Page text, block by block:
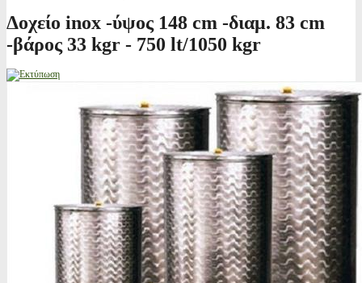
Δοχείο inox -ύψος 148 cm -διαμ. 83 cm
-βάρος 33 kgr - 750 lt/1050 kgr